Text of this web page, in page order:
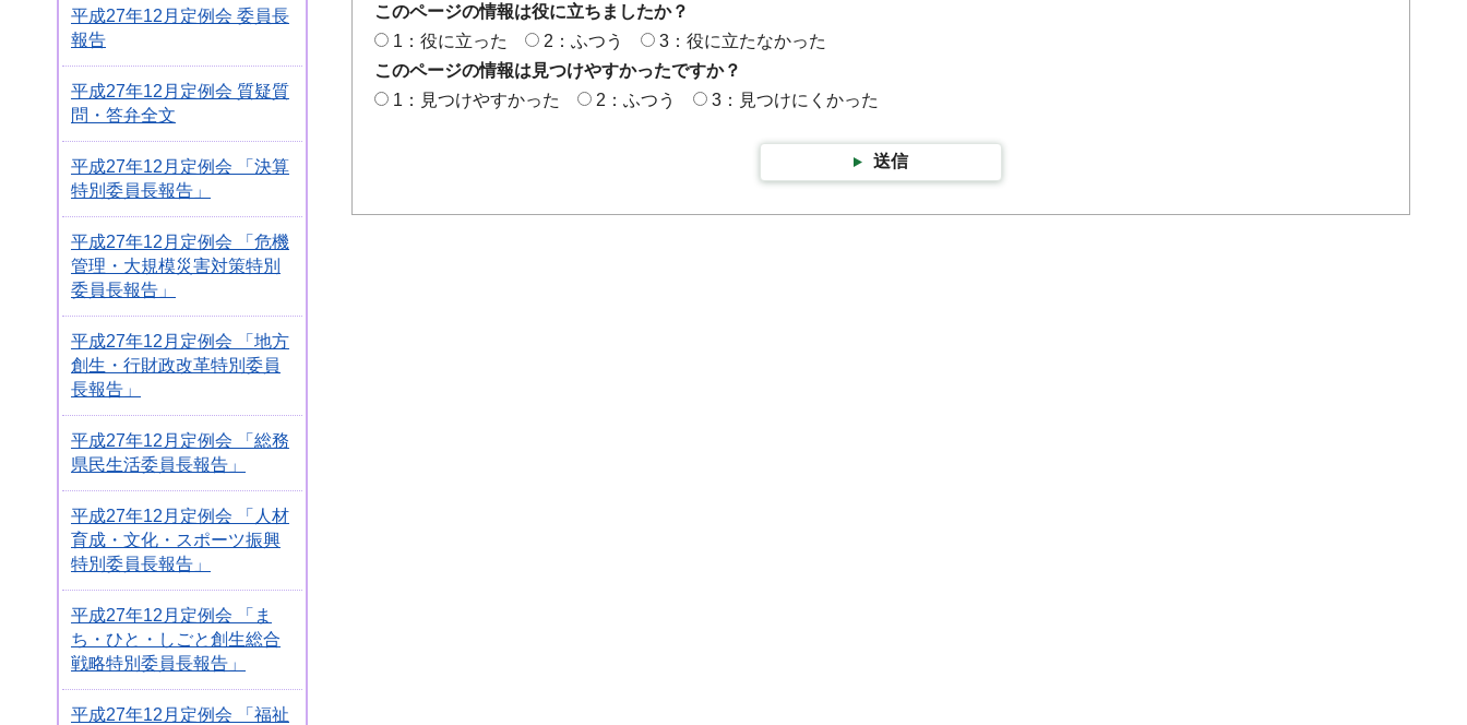
平成27年12月定例会 委員長
報告
平成27年12月定例会 質疑質
問・答弁全文
平成27年12月定例会 「決算
特別委員長報告」
平成27年12月定例会 「危機
管理・大規模災害対策特別
委員長報告」
平成27年12月定例会 「地方
創生・行財政改革特別委員
長報告」
平成27年12月定例会 「総務
県民生活委員長報告」
平成27年12月定例会 「人材
育成・文化・スポーツ振興
特別委員長報告」
平成27年12月定例会 「ま
ち・ひと・しごと創生総合
戦略特別委員長報告」
平成27年12月定例会 「福祉
このページの情報は役に立ちましたか？
1：役に立った
2：ふつう
3：役に立たなかった
このページの情報は見つけやすかったですか？
1：見つけやすかった
2：ふつう 3：見つけにくかった
送信